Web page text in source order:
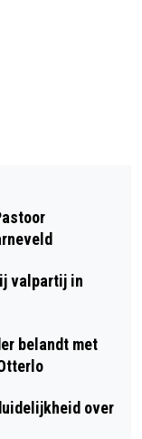
MET
VOOR
valpartij in
belandt met
over